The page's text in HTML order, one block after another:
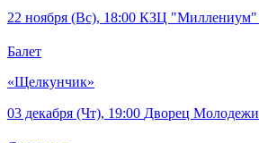
22 ноября (Вс), 18:00 КЗЦ "Миллениум"
Балет
«Щелкунчик»
03 декабря (Чт), 19:00 Дворец Молодежи